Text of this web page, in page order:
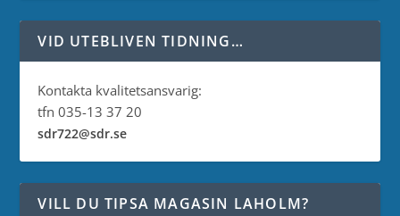
VID UTEBLIVEN TIDNING…
Kontakta kvalitetsansvarig:
tfn 035-13 37 20
sdr722@sdr.se
VILL DU TIPSA MAGASIN LAHOLM?